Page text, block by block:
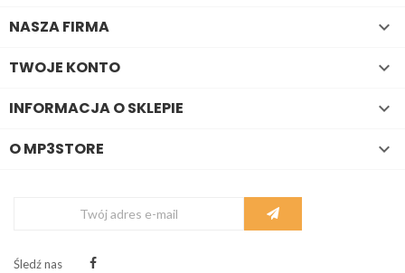
NASZA FIRMA 
TWOJE KONTO 
INFORMACJA O SKLEPIE 
O MP3STORE 
Śledź nas